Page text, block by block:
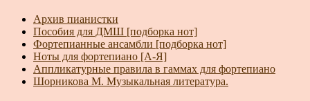
Архив пианистки
Пособия для ДМШ [подборка нот]
Фортепианные ансамбли [подборка нот]
Ноты для фортепиано [А-Я]
Аппликатурные правила в гаммах для фортепиано
Шорникова М. Музыкальная литература.